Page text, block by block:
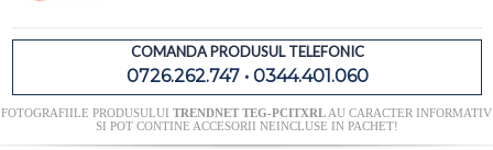
COMANDA PRODUSUL TELEFONIC
0726.262.747 • 0344.401.060
FOTOGRAFIILE PRODUSULUI TRENDNET TEG-PCITXRLAU CARACTER INFORMATIV
SI POT CONTINE ACCESORII NEINCLUSE IN PACHET!